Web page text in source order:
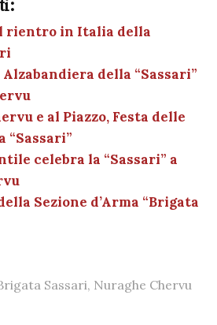
A
p
p
g
er
a
m
rientro in Italia della
della “Sassari”
e al Piazzo, Festa delle
“Sassari”
celebra la “Sassari” a
Sezione d’Arma “Brigata
Sassari, Nuraghe Chervu